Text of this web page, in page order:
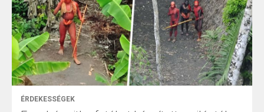
ÉRDEKESSÉGEK